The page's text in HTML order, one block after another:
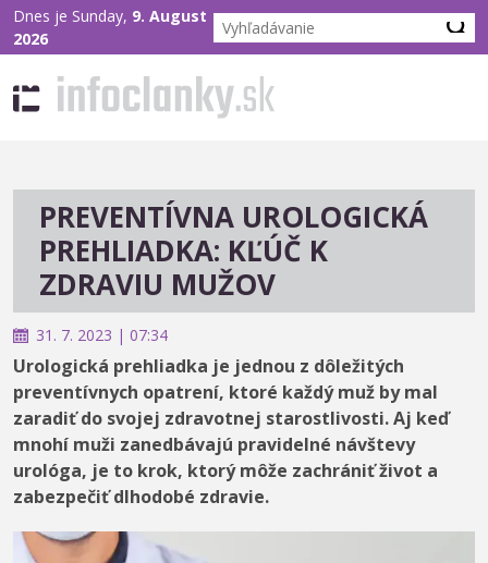
Dnes je Sunday, 9. August
2026
PREVENTÍVNA UROLOGICKÁ
PREHLIADKA: KĽÚČ K
ZDRAVIU MUŽOV
31. 7. 2023 | 07:34
Urologická prehliadka je jednou z dôležitých
preventívnych opatrení, ktoré každý muž by mal
zaradiť do svojej zdravotnej starostlivosti. Aj keď
mnohí muži zanedbávajú pravidelné návštevy
urológa, je to krok, ktorý môže zachrániť život a
zabezpečiť dlhodobé zdravie.